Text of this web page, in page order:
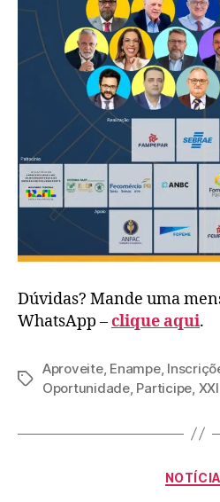
Dúvidas? Mande uma
WhatsApp –clique aqui.
Aproveite, Enampe,
Oportunidade, Participe,